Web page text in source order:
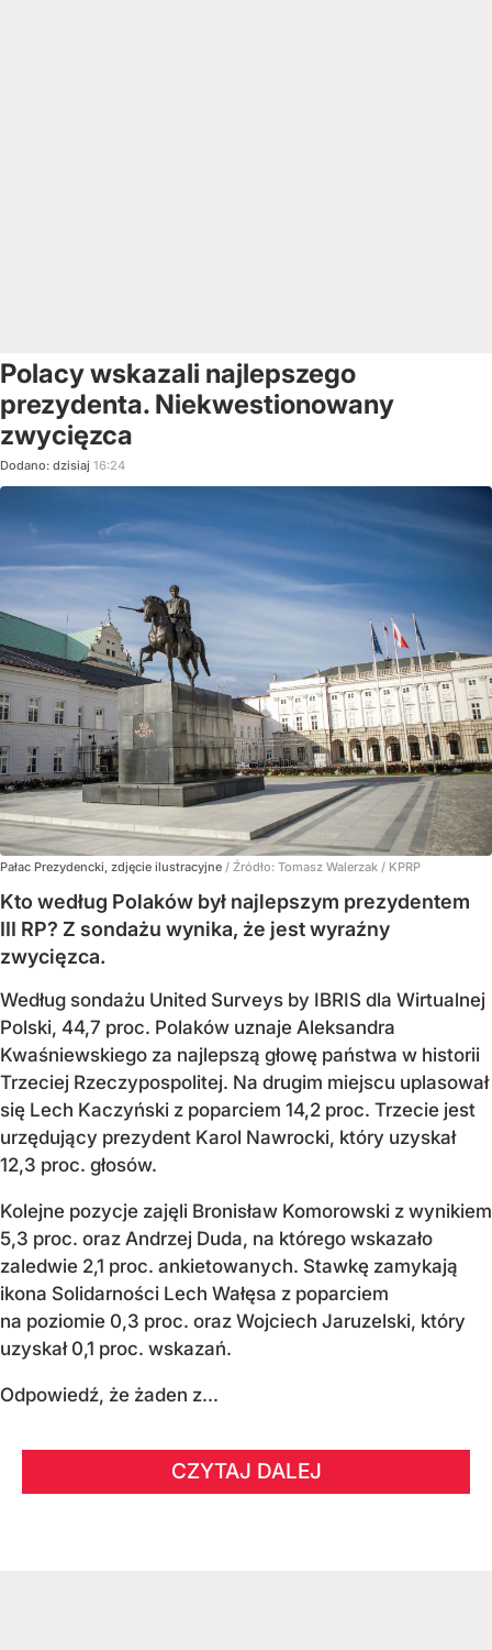
Polacy wskazali najlepszego
prezydenta. Niekwestionowany
zwycięzca
Dodano: dzisiaj 16:24
Pałac Prezydencki, zdjęcie ilustracyjne / Źródło: Tomasz Walerzak / KPRP
Kto według Polaków był najlepszym prezydentem
III RP? Z sondażu wynika, że jest wyraźny
zwycięzca.
Według sondażu United Surveys by IBRIS dla Wirtualnej
Polski, 44,7 proc. Polaków uznaje Aleksandra
Kwaśniewskiego za najlepszą głowę państwa w historii
Trzeciej Rzeczypospolitej. Na drugim miejscu uplasował
się Lech Kaczyński z poparciem 14,2 proc. Trzecie jest
urzędujący prezydent Karol Nawrocki, który uzyskał
12,3 proc. głosów.
Kolejne pozycje zajęli Bronisław Komorowski z wynikiem
5,3 proc. oraz Andrzej Duda, na którego wskazało
zaledwie 2,1 proc. ankietowanych. Stawkę zamykają
ikona Solidarności Lech Wałęsa z poparciem
na poziomie 0,3 proc. oraz Wojciech Jaruzelski, który
uzyskał 0,1 proc. wskazań.
Odpowiedź, że żaden z...
CZYTAJ DALEJ